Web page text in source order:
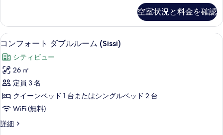
す
る
(Ludwig)
の
す
べ
て
の
写
真
を
ー
ト
ル
ム
(Ludwig)
詳
細
空室状況と料金を確認
コ
ン
フ
ォ
ー
ト
ダ
ブ
コンフォート ダブルルーム (Sissi) |
11
コンフォート ダブルルーム (Sissi)
シティビュー
26 ㎡
定員 3 名
クイーンベッド 1 台またはシングルベッド 2 台
WiFi (無料)
詳細
コ